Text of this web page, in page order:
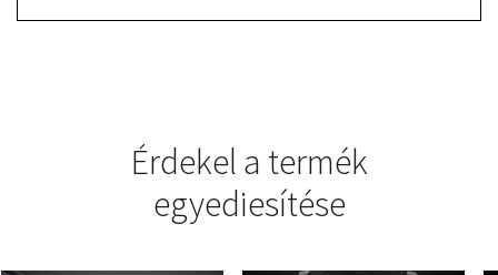
Érdekel a termék
egyediesítése